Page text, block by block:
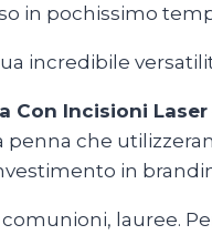
in pochissimo
incredibile
Con Incisioni Laser
penna che
in
lauree.